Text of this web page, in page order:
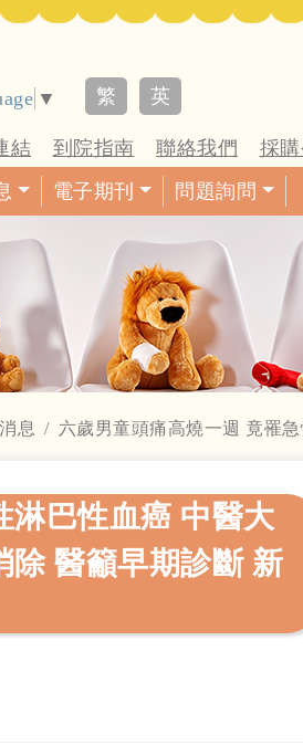
▼ 繁 英
結 到院指南 聯絡我們 採
電子期刊 問題詢問
息 六歲男童頭痛高燒一週 竟罹急性淋巴性血癌 中醫大兒醫團隊精準治療 癌細胞完全消除 醫籲早期診斷 新興
淋巴性血癌 中醫大
除 醫籲早期診斷 新